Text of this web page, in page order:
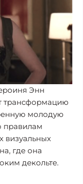
Энн
трансформацию
молодую
правилам
визуальных
где она
декольте.